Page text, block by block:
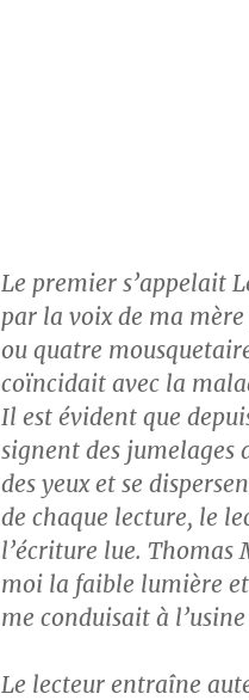
Le premier s’appelait
par la voix de ma
ou quatre
coïncidait avec la
Il est évident que
signent des jumelages
des yeux et se
de chaque lecture, le
l’écriture lue.
moi la faible lumière
me conduisait à
Le lecteur entraîne